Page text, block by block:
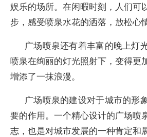
娱乐的场所。在闲暇时刻，人们可
步，感受喷泉水花的洒落，放松心
广场喷泉还有着丰富的晚上灯
喷泉在绚丽的灯光照射下，变得更
增添了一抹浪漫。
广场喷泉的建设对于城市的形
要的作用。一个精心设计的广场喷
志，也是对城市发展的一种肯定和